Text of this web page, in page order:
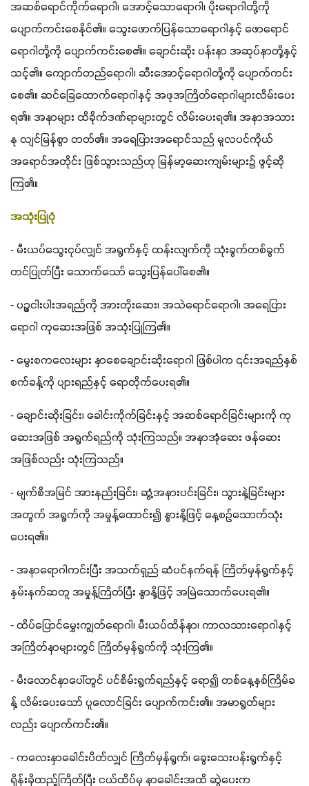
အဆစ်ရောင်ကိုက်ရောဂါ၊ အောင့်သောရောဂါ၊ ပိုးရောဂါတို့ကို
ပျောက်ကင်းစေနိုင်၏။ သွေးဖောက်ပြန်သောရောဂါနှင့် ဖောရောင်
ရောဂါတို့ကို ပျောက်ကင်းစေ၏။ ချောင်းဆိုး ပန်းနာ အဆုပ်နာတို့နှင့်
သင့်၏။ ကျောက်တည်ရောဂါ၊ ဆီးအောင့်ရောဂါတို့ကို ပျောက်ကင်း
စေ၏။ ဆင်ခြေထောက်ရောဂါနှင့် အဖုအကြိတ်ရောဂါများလိမ်းပေး
ရ၏။ အနာများ ထိခိုက်ဒဏ်ရာများတွင် လိမ်းပေးရ၏။ အနာအသား
နု လျင်မြန်စွာ တတ်၏။ အရေပြားအရောင်သည် မူလပင်ကိုယ်
အရောင်အတိုင်း ဖြစ်သွားသည်ဟု မြန်မာ့ဆေးကျမ်းများ၌ ဖွင့်ဆို
ကြ၏။
အသုံးပြုပုံ
- မီးယပ်သွေးငုပ်လျှင် အရွက်နှင့် ထန်းလျက်ကို သုံးခွက်တစ်ခွက်
တင်ပြုတ်ပြီး သောက်သော် သွေးပြန်ပေါ်စေ၏။
- ပဥ္စငါးပါးအရည်ကို အားတိုးဆေး၊ အသဲရောင်ရောဂါ၊ အရေပြား
ရောဂါ ကုဆေးအဖြစ် အသုံးပြုကြ၏။
- မွေးစကလေးများ နှာစေချောင်းဆိုးရောဂါ ဖြစ်ပါက ၎င်းအရည်နှစ်
စက်ခန့်ကို ပျားရည်နှင့် ရောတိုက်ပေးရ၏။
- ချောင်းဆိုးခြင်း၊ ခေါင်းကိုက်ခြင်းနှင့် အဆစ်ရောင်ခြင်းများကို ကု
ဆေးအဖြစ် အရွက်ရည်ကို သုံးကြသည်။ အနာအုံဆေး ဖန်ဆေး
အဖြစ်လည်း သုံးကြသည်။
- မျက်စိအမြင် အားနည်းခြင်း၊ ဆွံ့အနားပင်းခြင်း၊ သွားနဲ့ခြင်းများ
အတွက် အရွက်ကို အမှုန့်ထောင်း၍ နွားနို့ဖြင့် နေ့စဉ်သောက်သုံး
ပေးရ၏။
- အနာရောဂါကင်းပြီး အသက်ရှည် ဆံပင်နက်ရန် ကြိတ်မှန်ရွက်နှင့်
နှမ်းနက်ဆတူ အမှုန့်ကြိတ်ပြီး နွာနို့ဖြင့် အမြဲသောက်ပေးရ၏။
- ထိပ်ပြောင်မွှေးကျွတ်ရောဂါ၊ မီးယပ်ထိန်နာ၊ ကာလသားရောဂါနှင့်
အကြိတ်နာများတွင် ကြိတ်မှန်ရွက်ကို သုံးကြ၏။
- မီးလောင်နာပေါ်တွင် ပင်စိမ်းရွက်ရည်နှင့် ရော၍ တစ်နေ့နှစ်ကြိမ်ခ
န့် လိမ်းပေးသော် ပူလောင်ခြင်း ပျောက်ကင်း၏။ အမာရွတ်များ
လည်း ပျောက်ကင်း၏။
- ကလေးနှာခေါင်းပိတ်လျှင် ကြိတ်မှန်ရွက်၊ ခွေးသေးပန်းရွက်နှင့်
ရှိန်းခိုထည့်ကြိတ်ပြီး ငယ်ထိပ်မှ နှာခေါင်းအထိ ဆွဲပေးက